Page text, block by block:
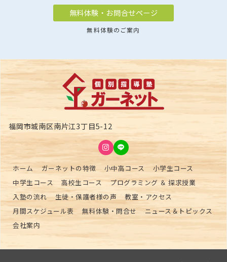
無料体験・お問合せページ
無料体験のご案内
福岡市城南区南片江3丁目5-12
ホーム ガーネットの特徴 小中高コース
小学生コース
中学生コース
高校生コース
プログラミング ＆ 探求授業
入塾の流れ
生徒・保護者様の声
教室・アクセス
月間スケジュール表
無料体験・問合せ
ニュース＆トピックス
会社案内